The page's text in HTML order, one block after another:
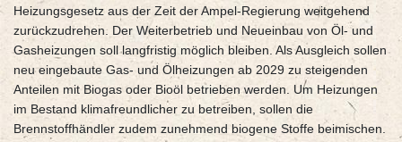
Heizungsgesetz aus der Zeit der Ampel-Regierung weitgehend
zurückzudrehen. Der Weiterbetrieb und Neueinbau von Öl- und
Gasheizungen soll langfristig möglich bleiben. Als Ausgleich sollen
neu eingebaute Gas- und Ölheizungen ab 2029 zu steigenden
Anteilen mit Biogas oder Bioöl betrieben werden. Um Heizungen
im Bestand klimafreundlicher zu betreiben, sollen die
Brennstoffhändler zudem zunehmend biogene Stoffe beimischen.